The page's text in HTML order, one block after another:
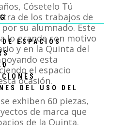
ESPACIOS
DEL USO DEL
Cósetelo Tú
de los trabajos de
su alumnado. Este
lo grande con motivo
y en la Quinta del
esta
el espacio
ocasión.
exhiben 60 piezas,
de marca que
de la Quinta.